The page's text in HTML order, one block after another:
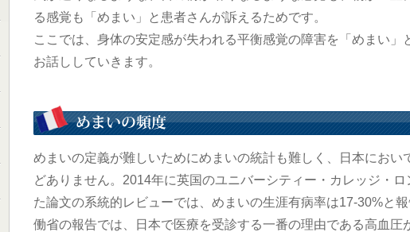
る感覚も「めまい」と患者さんが訴えるためです。
ここでは、身体の安定感が失われる平衡感覚の障害を「めまい」
お話ししていきます。
めまいの定義が難しいためにめまいの統計も難しく、日本におい
どありません。2014年に英国のユニバーシティー・カレッジ・
た論文の系統的レビューでは、めまいの生涯有病率は17-30%と
働省の報告では、日本で医療を受診する一番の理由である高血圧